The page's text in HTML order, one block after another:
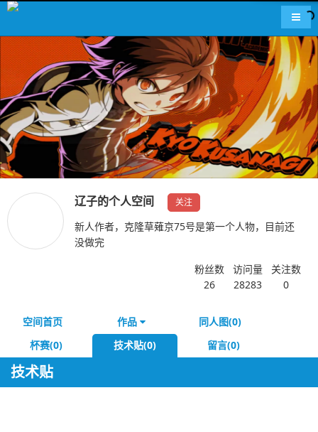
导航
辽子的个人空间 关注
新人作者，克隆草薙京75号是第一个人物，目前还
没做完
粉丝数
26
访问量
28283
关注数
0
空间首页 作品
同人图(0)
杯赛(0)
技术贴(0) 留言(0)
技术贴